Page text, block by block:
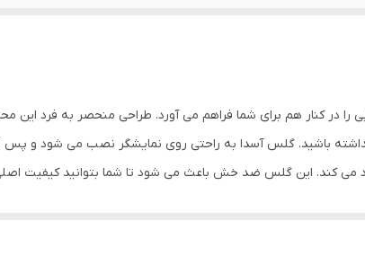
در کنار هم برای شما فراهم می آورد. طراحی منحصر به فرد این
باشید. گلس آسدا به راحتی روی نمایشگر نصب می شود و پس
می کند. این گلس ضد خش باعث می شود تا شما بتوانید کیفیت